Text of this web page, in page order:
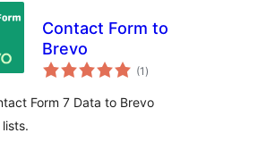
Contact Form to
Brevo
(1 укупних
оцена
)
Form 7 Data to Brevo